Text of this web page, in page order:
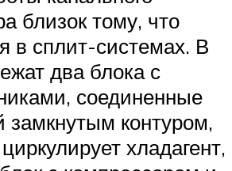
близок тому, что
в сплит-системах. В
два блока с
соединенные
замкнутым контуром,
хладагент,